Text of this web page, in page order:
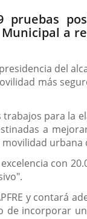
a
del
más
para la
a
urbana
con
y contará
de incorporar